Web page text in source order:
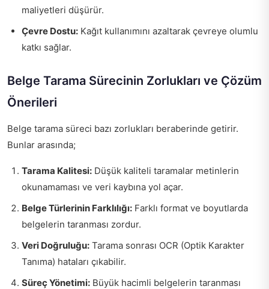
maliyetleri düşürür.
Çevre Dostu: Kağıt kullanımını azaltarak çevreye olumlu
katkı sağlar.
Belge Tarama Sürecinin Zorlukları ve Çözüm
Önerileri
Belge tarama süreci bazı zorlukları beraberinde getirir.
Bunlar arasında;
Tarama Kalitesi: Düşük kaliteli taramalar metinlerin
okunamaması ve veri kaybına yol açar.
Belge Türlerinin Farklılığı: Farklı format ve boyutlarda
belgelerin taranması zordur.
Veri Doğruluğu: Tarama sonrası OCR (Optik Karakter
Tanıma) hataları çıkabilir.
Süreç Yönetimi: Büyük hacimli belgelerin taranması